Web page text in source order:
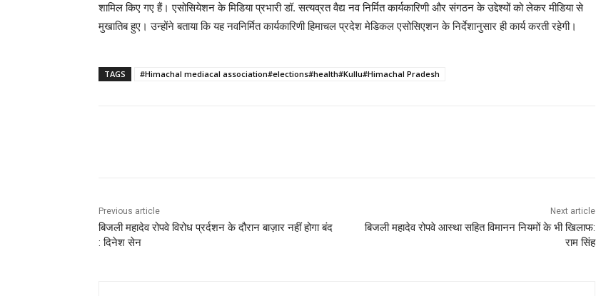
शामिल किए गए हैं। एसोसियेशन के मिडिया प्रभारी डॉ. सत्यव्रत वैद्य नव निर्मित कार्यकारिणी और संगठन के उद्देश्यों को लेकर मीडिया से
मुखातिब हुए। उन्होंने बताया कि यह नवनिर्मित कार्यकारिणी हिमाचल प्रदेश मेडिकल एसोसिएशन के निर्देशानुसार ही कार्य करती रहेगी।
TAGS #Himachal mediacal association#elections#health#Kullu#Himachal Pradesh
Previous article
बिजली महादेव रोपवे विरोध प्रर्दशन के दौरान बाज़ार नहीं होगा बंद
: दिनेश सेन
Next article
बिजली महादेव रोपवे आस्था सहित विमानन नियमों के भी खिलाफ:
राम सिंह